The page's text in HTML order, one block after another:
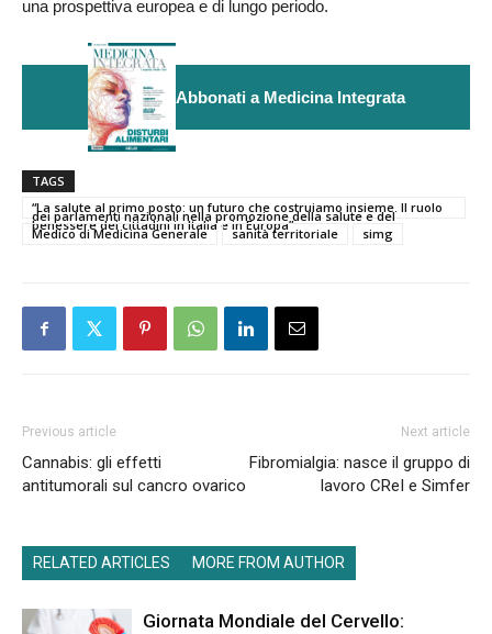
una prospettiva europea e di lungo periodo.
Abbonati a Medicina Integrata
TAGS
“La salute al primo posto: un futuro che costruiamo insieme. Il ruolo
dei parlamenti nazionali nella promozione della salute e del
benessere dei cittadini in Italia e in Europa”
Medico di Medicina Generale sanità territoriale simg
Previous article
Cannabis: gli effetti
antitumorali sul cancro ovarico
Next article
Fibromialgia: nasce il gruppo di
lavoro CReI e Simfer
RELATED ARTICLES MORE FROM AUTHOR
Giornata Mondiale del Cervello: